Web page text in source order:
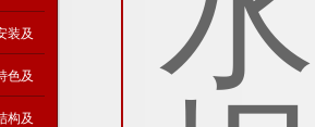
装及
色及
构及